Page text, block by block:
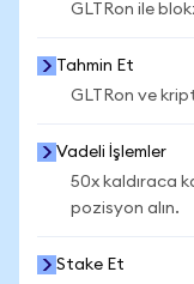
GLTRon ile
Tahmin Et
GLTRon ve
Vadeli İşlemler
50x kaldıraca
pozisyon alın.
Stake Et